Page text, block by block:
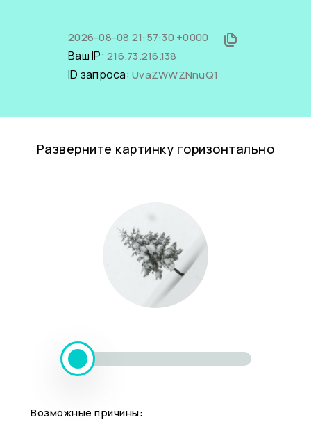
2026-08-08 21:57:30 +0000
Ваш IP: 216.73.216.138
ID запроса: UvaZWWZNnuQ1
Разверните картинку горизонтально
Возможные причины: